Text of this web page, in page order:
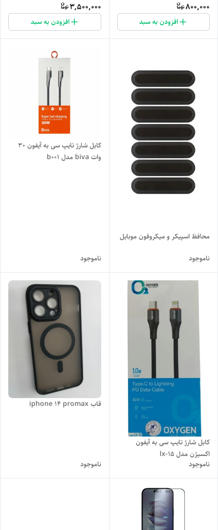
800,000
افزودن به سبد
3,500,000
افزودن به سبد
محافظ اسپیکر و میکروفون موبایل
ناموجود
کابل شارژ تایپ سی به آیفون 30
وات biva مدل b001
ناموجود
کابل شارژ تایپ سی به آیفون
اکسیژن مدل lx-15
ناموجود
قاب iphone 14 promax
ناموجود